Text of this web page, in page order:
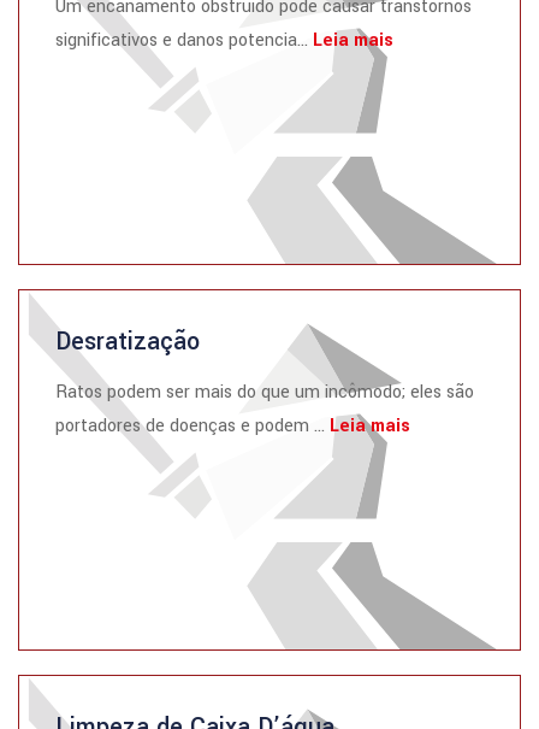
Um encanamento obstruído pode causar transtornos
significativos e danos potencia... Leia mais
Desratização
Ratos podem ser mais do que um incômodo; eles são
portadores de doenças e podem ... Leia mais